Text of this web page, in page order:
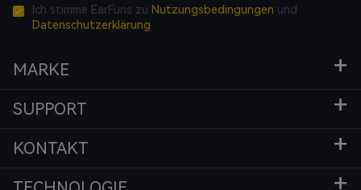
Ich stimme EarFuns zu Nutzungsbedingungen und
Datenschutzerklärung
MARKE
SUPPORT
KONTAKT